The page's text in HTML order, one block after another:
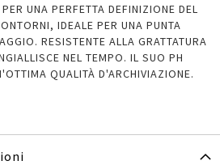
UNA PERFETTA DEFINIZIONE DEL
IDEALE PER UNA PUNTA
RESISTENTE ALLA GRATTATURA
NEL TEMPO. IL SUO PH
QUALITÀ D'ARCHIVIAZIONE.